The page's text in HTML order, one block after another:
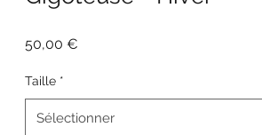
50,00 €
Taille *
Sélectionner